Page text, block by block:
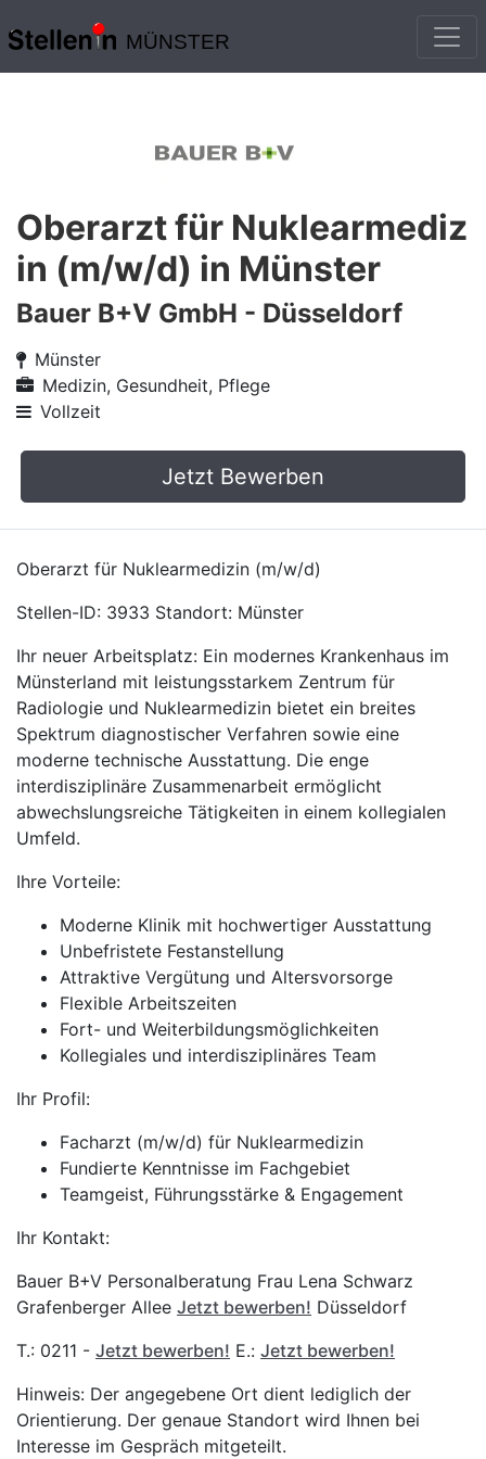
MÜNSTER
Oberarzt für Nuklearmediz
in (m/w/d) in Münster
Bauer B+V GmbH - Düsseldorf
Münster
Medizin, Gesundheit, Pflege
Vollzeit
Jetzt Bewerben
Oberarzt für Nuklearmedizin (m/w/d)
Stellen-ID: 3933 Standort: Münster
Ihr neuer Arbeitsplatz: Ein modernes Krankenhaus im
Münsterland mit leistungsstarkem Zentrum für
Radiologie und Nuklearmedizin bietet ein breites
Spektrum diagnostischer Verfahren sowie eine
moderne technische Ausstattung. Die enge
interdisziplinäre Zusammenarbeit ermöglicht
abwechslungsreiche Tätigkeiten in einem kollegialen
Umfeld.
Ihre Vorteile:
Moderne Klinik mit hochwertiger Ausstattung
Unbefristete Festanstellung
Attraktive Vergütung und Altersvorsorge
Flexible Arbeitszeiten
Fort- und Weiterbildungsmöglichkeiten
Kollegiales und interdisziplinäres Team
Ihr Profil:
Facharzt (m/w/d) für Nuklearmedizin
Fundierte Kenntnisse im Fachgebiet
Teamgeist, Führungsstärke & Engagement
Ihr Kontakt:
Bauer B+V Personalberatung Frau Lena Schwarz
Grafenberger Allee Jetzt bewerben! Düsseldorf
T.: 0211 - Jetzt bewerben! E.: Jetzt bewerben!
Hinweis: Der angegebene Ort dient lediglich der
Orientierung. Der genaue Standort wird Ihnen bei
Interesse im Gespräch mitgeteilt.